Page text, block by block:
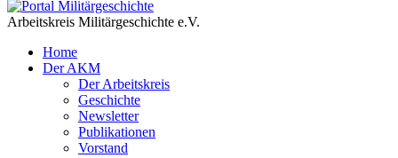
Arbeitskreis Militärgeschichte e.V.
Home
Der AKM
Der Arbeitskreis
Geschichte
Newsletter
Publikationen
Vorstand